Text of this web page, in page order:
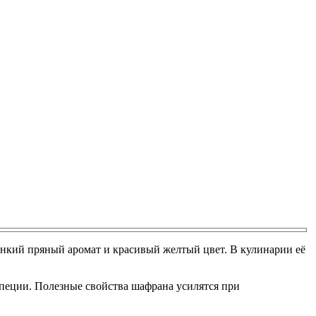
пряный аромат и красивый желтый цвет. В кулинарии её
Полезные свойства шафрана усилятся при